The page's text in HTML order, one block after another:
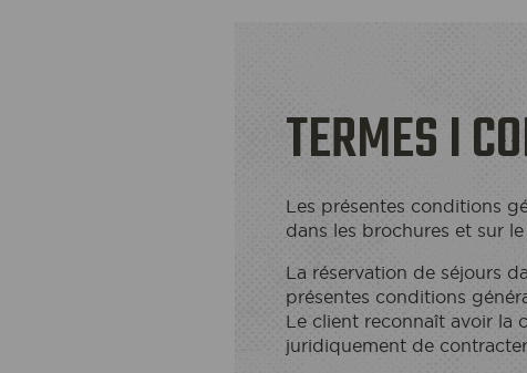
TERMES I
Les présentes conditions
dans les brochures et sur
La réservation de séjours
présentes conditions
Le client reconnaît avoir la
juridiquement de